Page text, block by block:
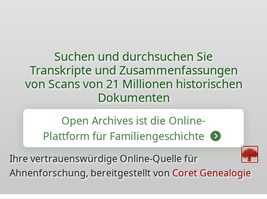
Suchen und durchsuchen Sie
Transkripte und Zusammenfassungen
von Scans von 21 Millionen historischen
Dokumenten
Open Archives ist die Online-
Plattform für Familiengeschichte
Ihre vertrauenswürdige Online-Quelle für
Ahnenforschung, bereitgestellt von Coret Genealogie